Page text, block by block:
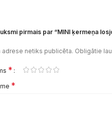
pirmais par “MINI ķermeņa
adrese netiks publicēta. Obligātie
*
*